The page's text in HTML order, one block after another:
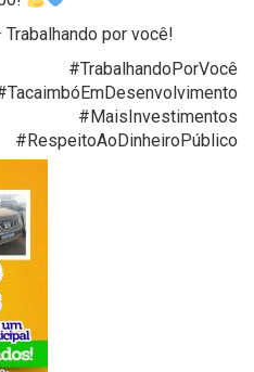
por você!
#TrabalhandoPorVocê
#MaisInvestimentos